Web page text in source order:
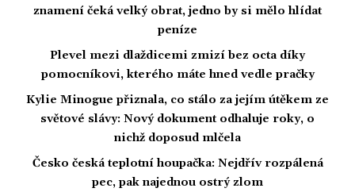
znamení čeká velký obrat, jedno by si mělo hlídat
peníze
Plevel mezi dlaždicemi zmizí bez octa díky
pomocníkovi, kterého máte hned vedle pračky
Kylie Minogue přiznala, co stálo za jejím útěkem ze
světové slávy: Nový dokument odhaluje roky, o
nichž doposud mlčela
Česko česká teplotní houpačka: Nejdřív rozpálená
pec, pak najednou ostrý zlom